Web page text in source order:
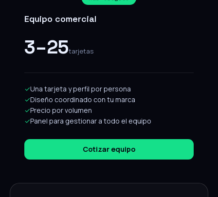
Equipo comercial
3–25tarjetas
✓Una tarjeta y perfil por persona
✓Diseño coordinado con tu marca
✓Precio por volumen
✓Panel para gestionar a todo el equipo
Cotizar equipo